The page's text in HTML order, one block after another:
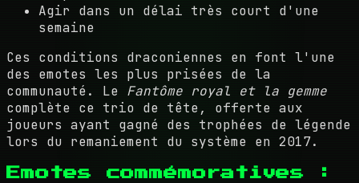
Agir dans un délai très court d'une
semaine
Ces conditions draconiennes en font l'une
des emotes les plus prisées de la
communauté. Le Fantôme royal et la gemme
complète ce trio de tête, offerte aux
joueurs ayant gagné des trophées de légende
lors du remaniement du système en 2017.
Emotes commémoratives :